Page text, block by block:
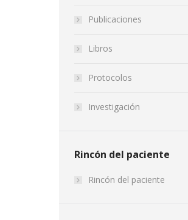
Publicaciones
Libros
Protocolos
Investigación
Rincón del paciente
Rincón del paciente